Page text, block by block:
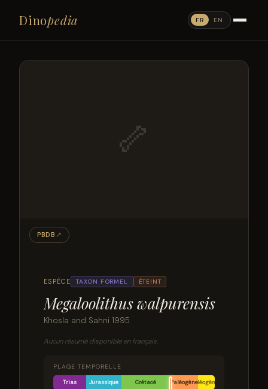
Dinopedia FR EN
ESPÈCE TAXON FORMEL ÉTEINT
Megaloolithus walpurensis
Khosla and Sahni 1995
Aucun résumé disponible en français.
PLAGE TEMPORELLE
Trias Jurassique Crétacé PaléogèneNéogène
🦴
PBDB ↗